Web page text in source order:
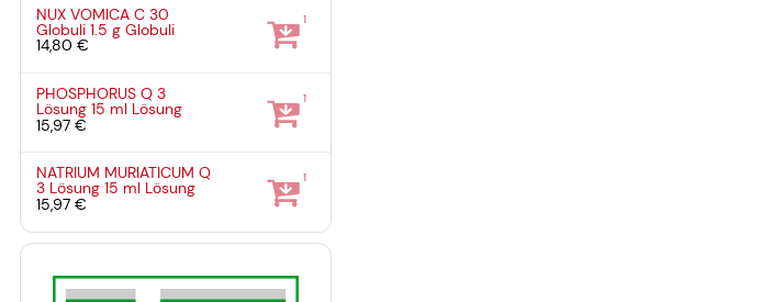
NUX VOMICA C 30
Globuli1.5 gGlobuli
14,80 €
1
PHOSPHORUS Q 3
Lösung15 ml Lösung
15,97 €
1
NATRIUM MURIATICUM Q
3 Lösung15 ml Lösung
15,97 €
1